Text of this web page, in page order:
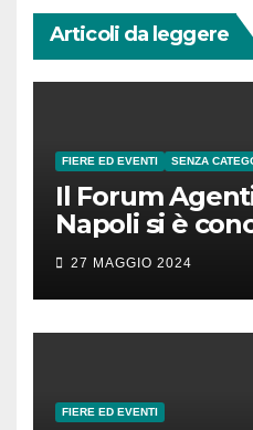
Articoli da leggere
FIERE ED EVENTI SENZA
Il Forum
Napoli si è
successo!
27 MAGGIO 2024
FIERE ED EVENTI